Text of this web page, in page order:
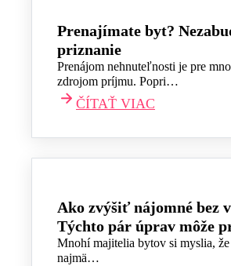
Prenajímate byt?
priznanie
Prenájom nehnuteľnosti je pre
zdrojom príjmu. Popri…
ČÍTAŤ VIAC
Ako zvýšiť nájomné bez
Týchto pár úprav môže
Mnohí majitelia bytov si myslia,
najmä…